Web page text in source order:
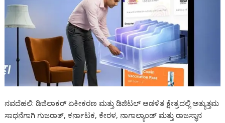
ನವದೆಹಲಿ: ಡಿಜಿಲಾಕರ್ ಏಕೀಕರಣ ಮತ್ತು ಡಿಜಿಟಲ್ ಆಡಳಿತ ಕ್ಷೇತ್ರದಲ್ಲಿ ಅತ್ಯುತ್ತಮ
ಸಾಧನೆಗಾಗಿ ಗುಜರಾತ್, ಕರ್ನಾಟಕ, ಕೇರಳ, ನಾಗಾಲ್ಯಾಂಡ್ ಮತ್ತು ರಾಜಸ್ಥಾನ